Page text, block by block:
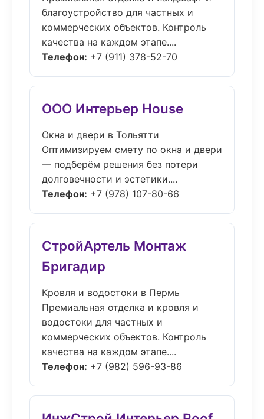
благоустройство для частных и
коммерческих объектов. Контроль
качества на каждом этапе....
Телефон: +7 (911) 378-52-70
ООО Интерьер House
Окна и двери в Тольятти
Оптимизируем смету по окна и двери
— подберём решения без потери
долговечности и эстетики....
Телефон: +7 (978) 107-80-66
СтройАртель Монтаж
Бригадир
Кровля и водостоки в Пермь
Премиальная отделка и кровля и
водостоки для частных и
коммерческих объектов. Контроль
качества на каждом этапе....
Телефон: +7 (982) 596-93-86